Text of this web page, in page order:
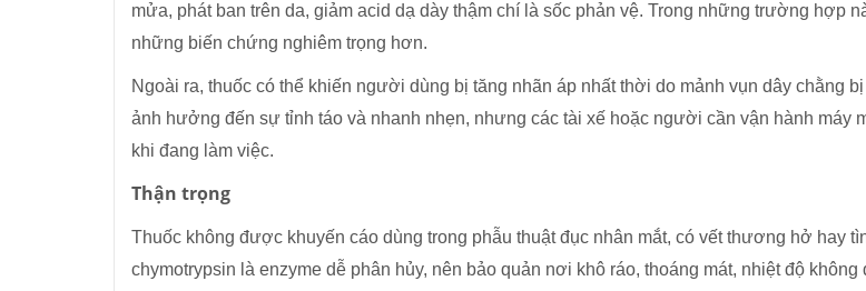
mửa, phát ban trên da, giảm acid dạ dày thậm chí là sốc phản vệ. Trong những trường hợp
những biến chứng nghiêm trọng hơn.
Ngoài ra, thuốc có thể khiến người dùng bị tăng nhãn áp nhất thời do mảnh vụn dây chằng
ảnh hưởng đến sự tỉnh táo và nhanh nhẹn, nhưng các tài xế hoặc người cần vận hành máy
khi đang làm việc.
Thận trọng
Thuốc không được khuyến cáo dùng trong phẫu thuật đục nhân mắt, có vết thương hở hay
chymotrypsin là enzyme dễ phân hủy, nên bảo quản nơi khô ráo, thoáng mát, nhiệt độ